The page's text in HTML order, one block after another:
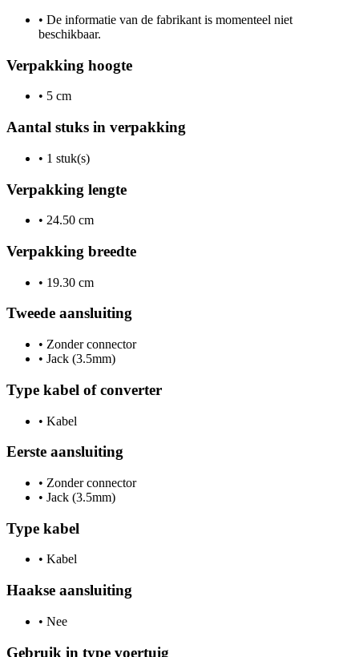
• De informatie van de fabrikant is momenteel niet
beschikbaar.
Verpakking hoogte
• 5 cm
Aantal stuks in verpakking
• 1 stuk(s)
Verpakking lengte
• 24.50 cm
Verpakking breedte
• 19.30 cm
Tweede aansluiting
• Zonder connector
• Jack (3.5mm)
Type kabel of converter
• Kabel
Eerste aansluiting
• Zonder connector
• Jack (3.5mm)
Type kabel
• Kabel
Haakse aansluiting
• Nee
Gebruik in type voertuig